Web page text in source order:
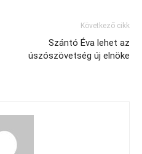
Következő cikk
Szántó Éva lehet az
úszószövetség új elnöke